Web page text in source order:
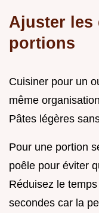
Ajuster les
portions
Cuisiner pour un
même
Pâtes légères
Pour une portion
poêle pour éviter
Réduisez le
secondes car la